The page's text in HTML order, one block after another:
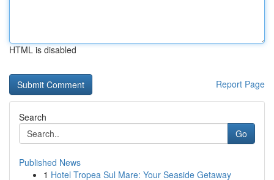
HTML is disabled
Report Page
Search
Go
Published News
1 Hotel Tropea Sul Mare: Your Seaside Getaway